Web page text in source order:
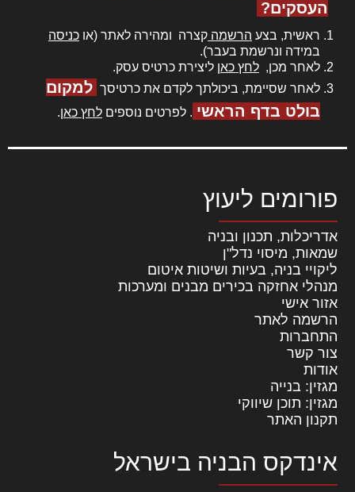
העסקים?
ראשית, בצע הרשמה קצרה ומהירה לאתר (או כניסה
במידה ונרשמת בעבר).
לאחר מכן, לחץ כאן ליצירת כרטיס עסק.
לאחר שסיימת, ביכולתך לקדם את כרטיסך למקום
בולט בדף הראשי . לפרטים נוספים לחץ כאן.
פורומים ליעוץ
אדריכלות, תכנון ובניה
שמאות, מיסוי נדל"ן
ליקויי בניה, בעיות ושיטות איטום
מנהלי אחזקה בכירים מבנים ומערכות
אזור אישי
הרשמה לאתר
התחברות
צור קשר
אודות
מגזין: בנייה
מגזין: תוכן שיווקי
תקנון האתר
אינדקס הבניה בישראל